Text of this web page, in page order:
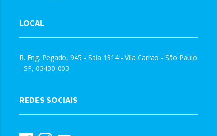
LOCAL
R. Eng. Pegado, 945 - Sala 1814 - Vila Carrao - São Paulo
- SP, 03430-003
REDES SOCIAIS